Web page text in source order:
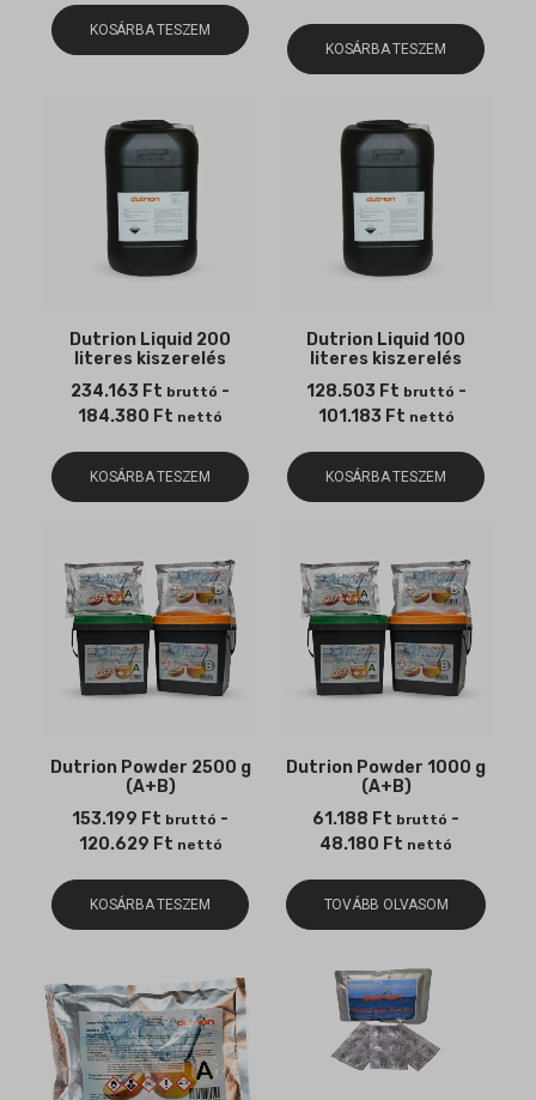
KOSÁRBA TESZEM
KOSÁRBA TESZEM
Dutrion Liquid 200
literes kiszerelés
234.163 Ft bruttó -
184.380 Ft nettó
KOSÁRBA TESZEM
Dutrion Liquid 100
literes kiszerelés
128.503 Ft bruttó -
101.183 Ft nettó
KOSÁRBA TESZEM
Dutrion Powder 2500 g
(A+B)
153.199 Ft bruttó -
120.629 Ft nettó
KOSÁRBA TESZEM
Dutrion Powder 1000 g
(A+B)
61.188 Ft bruttó -
48.180 Ft nettó
TOVÁBB OLVASOM